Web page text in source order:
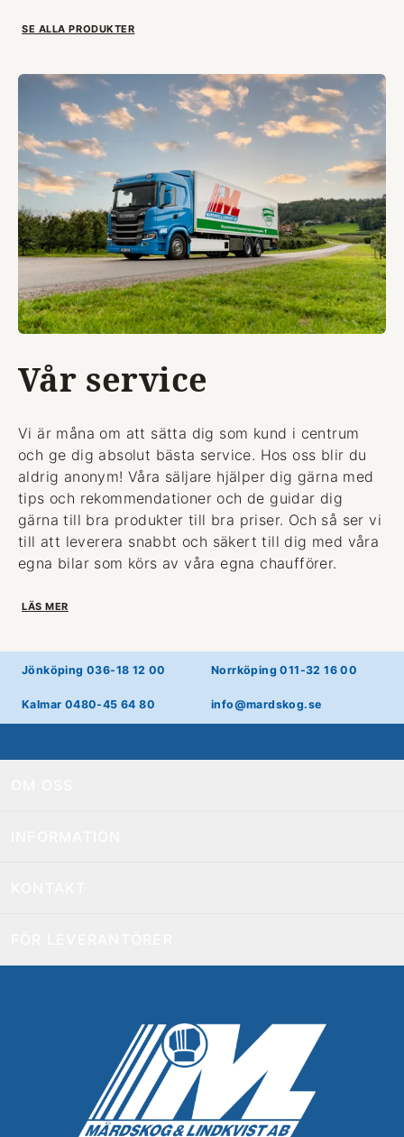
SE ALLA PRODUKTER
Vår service
Vi är måna om att sätta dig som kund i centrum
och ge dig absolut bästa service. Hos oss blir du
aldrig anonym! Våra säljare hjälper dig gärna med
tips och rekommendationer och de guidar dig
gärna till bra produkter till bra priser. Och så ser vi
till att leverera snabbt och säkert till dig med våra
egna bilar som körs av våra egna chaufförer.
LÄS MER
Jönköping 036-18 12 00 Norrköping 011-32 16 00
Kalmar 0480-45 64 80 info@mardskog.se